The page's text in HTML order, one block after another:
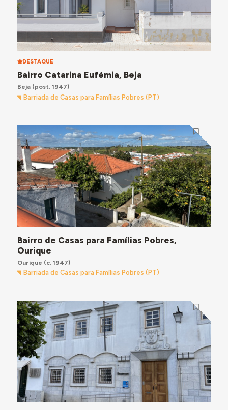
DESTAQUE
Bairro Catarina Eufémia, Beja
Beja(post. 1947)
Barriada de Casas para Famílias Pobres (PT)
Bairro de Casas para Famílias Pobres,
Ourique
Ourique (c. 1947)
Barriada de Casas para Famílias Pobres (PT)